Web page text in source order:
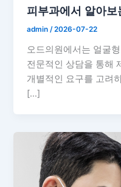
피부과에서 알아
admin /2026-07-22
오드의원에서는 얼굴
전문적인 상담을 통해
개별적인 요구를 고려
[…]